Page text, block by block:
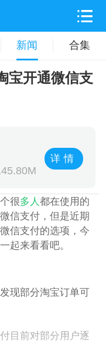
新闻 合集
宝开通微信支
详情
很多人 都在使用的
信支付，但是近期
信支付的选项，今
起来看看吧。
现部分淘宝订单可
目前对部分用户逐